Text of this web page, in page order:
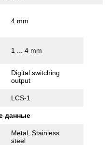
4 mm
1 ... 4 mm
Digital switching
output
LCS-1
данные
Metal, Stainless
steel